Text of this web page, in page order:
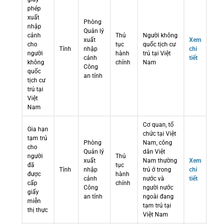
phép
xuất
nhập
cảnh
cho
người
không
quốc
tịch cư
trú tại
Việt
Nam
Tỉnh
Phòng
Quản lý
xuất
nhập
cảnh
Công
an tỉnh
Thủ
tục
hành
chính
Người không
quốc tịch cư
trú tại Việt
Nam
Xem
chi
tiết
Gia hạn
tạm trú
cho
người
đã
được
cấp
giấy
miễn
thị thực
Tỉnh
Phòng
Quản lý
xuất
nhập
cảnh
Công
an tỉnh
Thủ
tục
hành
chính
Cơ quan, tổ
chức tại Việt
Nam, công
dân Việt
Nam thường
trú ở trong
nước và
người nước
ngoài đang
tạm trú tại
Việt Nam
Xem
chi
tiết